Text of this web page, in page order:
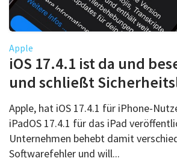
Apple
iOS 17.4.1 ist da und
und schließt
Apple, hat iOS 17.4.1 für iPhone-
iPadOS 17.4.1 für das iPad
Unternehmen behebt damit
Softwarefehler und will...